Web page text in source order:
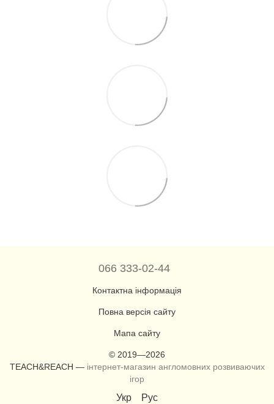
066 333-02-44
Контактна інформація
Повна версія сайту
Мапа сайту
© 2019—2026
TEACH&REACH — інтернет-магазин англомовних розвиваючих
ігор
Укр Рус